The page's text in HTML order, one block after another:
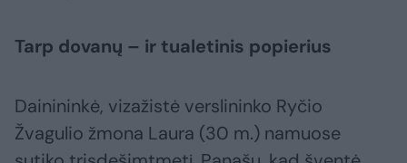
Tarp dovanų – ir tualetinis popierius
Dainininkė, vizažistė verslininko Ryčio
Žvagulio žmona Laura (30 m.) namuose